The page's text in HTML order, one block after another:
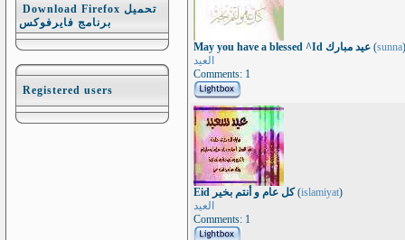
Download Firefox تحميل
برنامج فايرفوكس
Registered users
May you have a blessed ^Id عيد مبارك (sunna)
العيد
Comments: 1
Eid كل عام و أنتم بخير(islamiyat)
العيد
Comments: 1